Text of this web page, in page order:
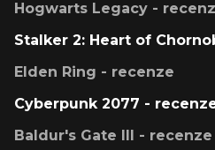
Hogwarts Legacy -
Stalker 2: Heart of
Elden Ring - recenze
Cyberpunk 2077 -
Baldur's Gate III - recenze